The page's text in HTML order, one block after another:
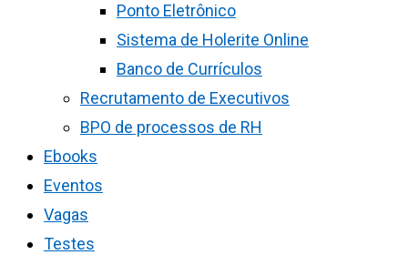
Ponto Eletrônico
Sistema de Holerite Online
Banco de Currículos
Recrutamento de Executivos
BPO de processos de RH
Ebooks
Eventos
Vagas
Testes